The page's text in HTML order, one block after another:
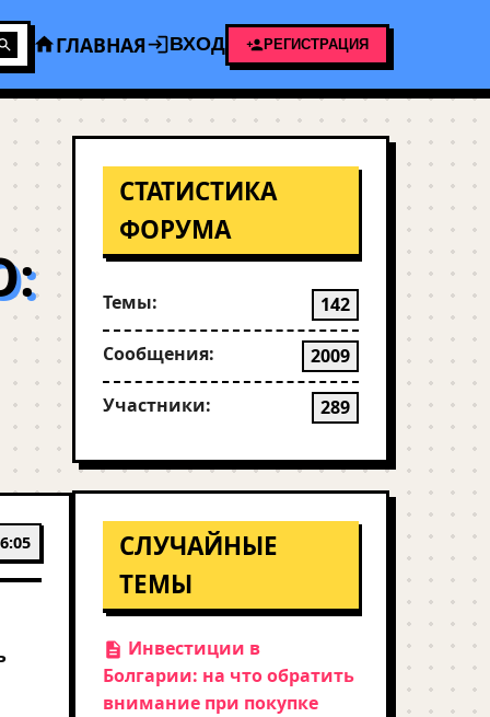
ГЛАВНАЯ ВХОД РЕГИСТРАЦИЯ
СТАТИСТИКА
ФОРУМА
Темы: 142
Сообщения: 2009
Участники: 289
СЛУЧАЙНЫЕ
ТЕМЫ
Инвестиции в
Болгарии: на что обратить
внимание при покупке